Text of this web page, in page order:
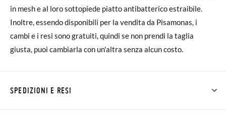
in mesh e al loro sottopiede piatto antibatterico estraibile.
Inoltre, essendo disponibili per la vendita da Pisamonas, i
cambi e i resi sono gratuiti, quindi se non prendi la taglia
giusta, puoi cambiarla con un'altra senza alcun costo.
SPEDIZIONI E RESI